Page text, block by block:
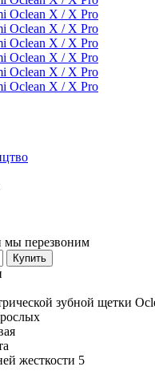
мы перезвоним
Купить
зубной щетки
жесткости 5